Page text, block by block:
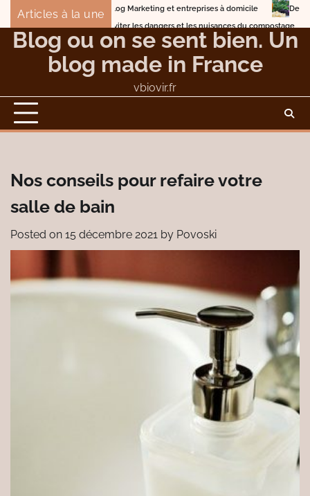
Skip
content
Articles à la une
Blog Marketing et entreprises à domicile
Detox Body en 7 jours avec
Éviter les dangers et les nuisances du compostage
Blog ou on se sent bien. Un
blog made in France
vbiovir.fr
Nos conseils pour refaire votre
salle de bain
Posted on 15 décembre 2021 by Povoski